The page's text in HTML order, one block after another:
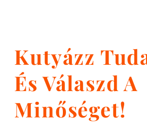
Kutyázz
És Válaszd A
Minőséget!